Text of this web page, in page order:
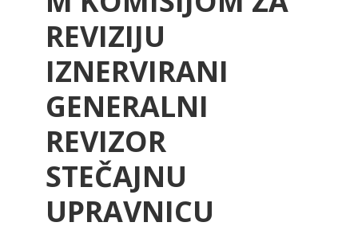
REVIZIJU
IZNERVIRANI
GENERALNI
REVIZOR
STEČAJNU
UPRAVNICU